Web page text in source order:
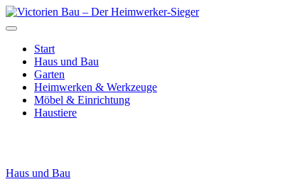
Zum
Inhalt
Victorien Bau – Der
Start
Haus und Bau
Garten
Heimwerken & Werkzeuge
Möbel & Einrichtung
Haustiere
Haus und Bau